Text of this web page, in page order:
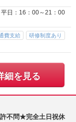
平日：16：00～21：00
費支給
研修制度あり
細を見る
不問★完全土日祝休